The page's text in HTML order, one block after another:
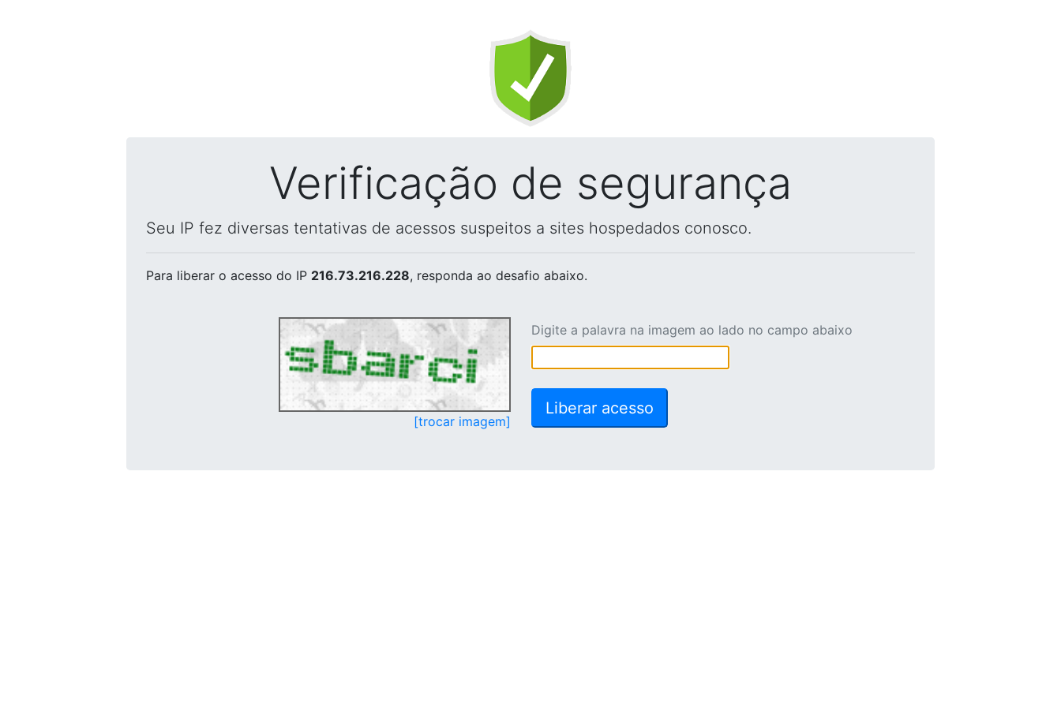
Verificação de segurança
Seu IP fez diversas tentativas de acessos suspeitos a sites hospedados conosco.
Para liberar o acesso do IP 216.73.216.228, responda ao desafio abaixo.
[trocar imagem]
Digite a palavra na imagem ao lado no campo abaixo